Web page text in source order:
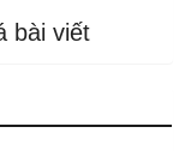
bài viết